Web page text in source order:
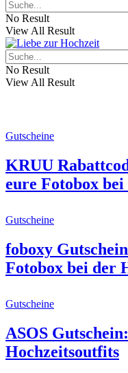
No Result
View All Result
No Result
View All Result
Gutscheine
KRUU
eure Fotobox
Gutscheine
foboxy
Fotobox bei der
Gutscheine
ASOS
Hochzeitsoutfits